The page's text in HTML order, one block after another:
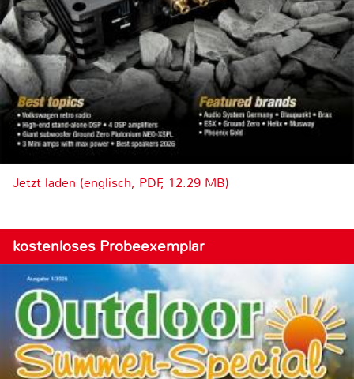
Jetzt laden (englisch, PDF, 12.29 MB)
kostenloses Probeexemplar